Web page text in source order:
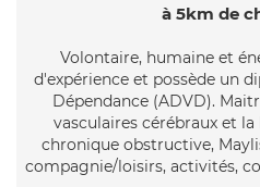
à 5km de
Volontaire, humaine et
d'expérience et possède un
Dépendance (ADVD).
vasculaires cérébraux et
chronique obstructive,
compagnie/loisirs, activités,